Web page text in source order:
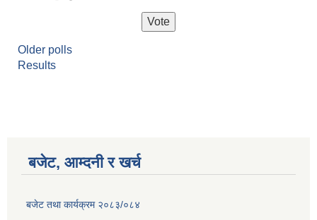
Older polls
Results
बजेट, आम्दनी र खर्च
बजेट तथा कार्यक्रम २०८३/०८४